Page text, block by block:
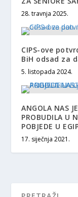
28. travnja 2025.
CIPS-ove
BiH odsad za
5. listopada 2024.
ANGOLA NAS
PROBUDILA U
POBJEDE U
17. siječnja 2021.